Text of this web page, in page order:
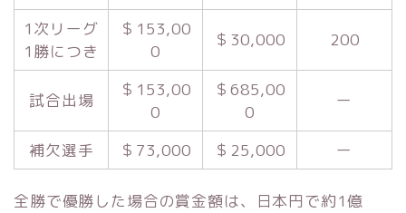
1次リーグ
1勝につき
＄153,00
0
＄30,000 200
試合出場
＄153,00
0
＄685,00
0
ー
補欠選手 ＄73,000 ＄25,000 ー
全勝で優勝した場合の賞金額は、日本円で約1億